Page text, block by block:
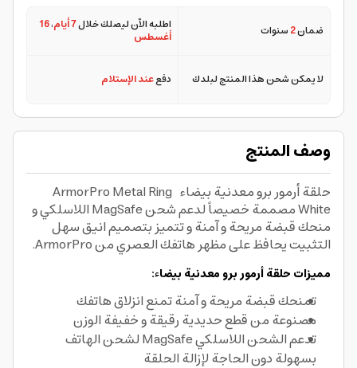
ضمان2سنوات اطلبه الآن ليصلك خلال7 أيام ،16
أغسطس
لا يمكن شحن هذا المنتج لبلدك دفععند الإستلام
وصف المنتج
حلقة أرمور برو معدنية بيضاء ArmorPro Metal Ring
White مصممة خصيصاً لدعم شحن MagSafe اللاسلكي و
منحك قبضة مريحة و آمنة و تتميز بتصميم انيق سهل
التثبيت يحافظ على مظهر هاتفك العصري من ArmorPro.
مميزات حلقة أرمور برو معدنية بيضاء:
تمنحك قبضة مريحة و آمنة تمنع انزلاق هاتفك
مصنوعة من قطع حديدية رقيقة و خفيفة الوزن
تدعم الشحن اللاسلكي MagSafe لشحن الهاتف
بسهولة دون الحاجة لإزالة الحلقة